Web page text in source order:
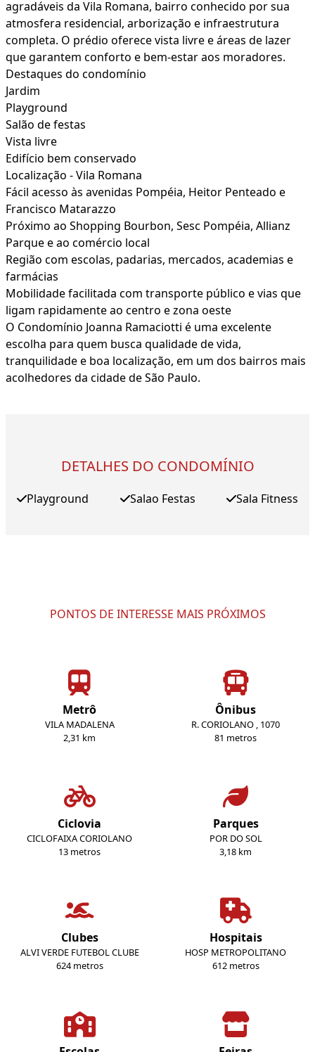
agradáveis da Vila Romana, bairro conhecido por sua
atmosfera residencial, arborização e infraestrutura
completa. O prédio oferece vista livre e áreas de lazer
que garantem conforto e bem-estar aos moradores.
Destaques do condomínio
Jardim
Playground
Salão de festas
Vista livre
Edifício bem conservado
Localização - Vila Romana
Fácil acesso às avenidas Pompéia, Heitor Penteado e
Francisco Matarazzo
Próximo ao Shopping Bourbon, Sesc Pompéia, Allianz
Parque e ao comércio local
Região com escolas, padarias, mercados, academias e
farmácias
Mobilidade facilitada com transporte público e vias que
ligam rapidamente ao centro e zona oeste
O Condomínio Joanna Ramaciotti é uma excelente
escolha para quem busca qualidade de vida,
tranquilidade e boa localização, em um dos bairros mais
acolhedores da cidade de São Paulo.
DETALHES DO CONDOMÍNIO
Playground Salao Festas Sala Fitness
PONTOS DE INTERESSE MAIS PRÓXIMOS
Metrô
VILA MADALENA
2,31 km
Ônibus
R. CORIOLANO , 1070
81 metros
Ciclovia
CICLOFAIXA CORIOLANO
13 metros
Parques
POR DO SOL
3,18 km
Clubes
ALVI VERDE FUTEBOL CLUBE
624 metros
Hospitais
HOSP METROPOLITANO
612 metros